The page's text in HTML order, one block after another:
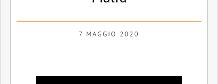
7 MAGGIO 2020